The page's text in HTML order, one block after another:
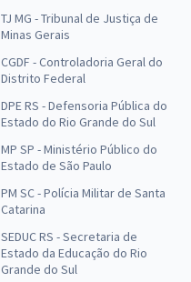
TJ MG - Tribunal de Justiça de
Minas Gerais
CGDF - Controladoria Geral do
Distrito Federal
DPE RS - Defensoria Pública do
Estado do Rio Grande do Sul
MP SP - Ministério Público do
Estado de São Paulo
PM SC - Polícia Militar de Santa
Catarina
SEDUC RS - Secretaria de
Estado da Educação do Rio
Grande do Sul